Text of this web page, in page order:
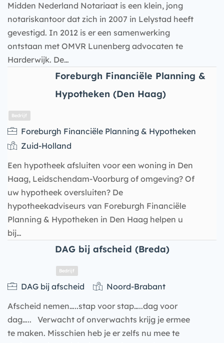
Bedrijf
Bedrijf
Midden Nederland Notariaat is een klein, jong
notariskantoor dat zich in 2007 in Lelystad heeft
gevestigd. In 2012 is er een samenwerking
ontstaan met OMVR Lunenberg advocaten te
Harderwijk. De…
Foreburgh Financiële Planning &
Hypotheken (Den Haag)
Foreburgh Financiële Planning & Hypotheken
Zuid-Holland
Een hypotheek afsluiten voor een woning in Den
Haag, Leidschendam-Voorburg of omgeving? Of
uw hypotheek oversluiten? De
hypotheekadviseurs van Foreburgh Financiële
Planning & Hypotheken in Den Haag helpen u
bij…
DAG bij afscheid (Breda)
DAG bij afscheid
Noord-Brabant
Afscheid nemen…..stap voor stap…..dag voor
dag….. Verwacht of onverwachts krijg je ermee
te maken. Misschien heb je er zelfs nu mee te